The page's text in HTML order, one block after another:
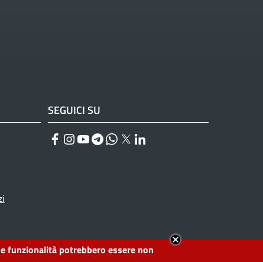
funzionalità potrebbero essere non
SEGUICI SU
Facebook
Instagram
YouTube
Telegram
WhatsApp
Twitter